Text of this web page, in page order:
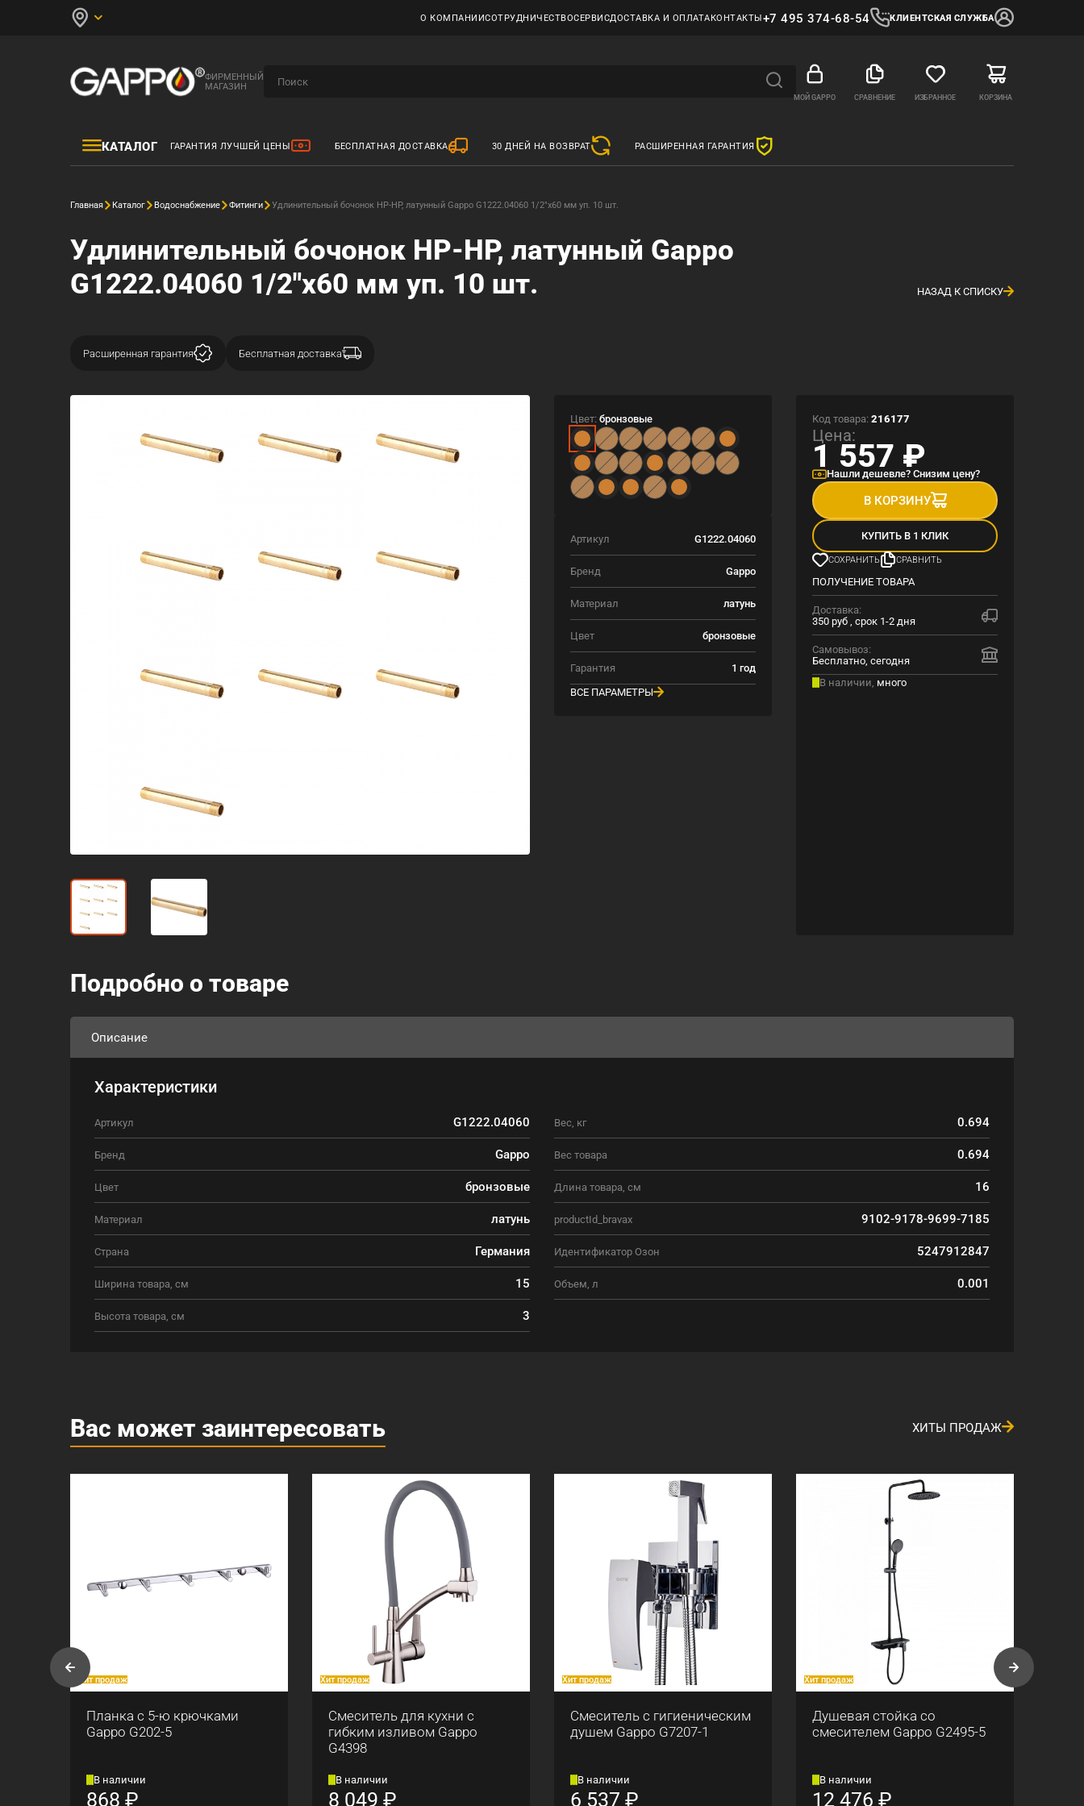
О КОМПАНИИСОТРУДНИЧЕСТВОСЕРВИСДОСТАВКА И ОПЛАТАКОНТАКТЫ+7 495 374-68-54 КЛИЕНТСКАЯ СЛУЖБА
ФИРМЕННЫЙ
МАГАЗИН
МОЙ GAPPO СРАВНЕНИЕ ИЗБРАННОЕ КОРЗИНА
КАТАЛОГ ГАРАНТИЯ ЛУЧШЕЙ ЦЕНЫ БЕСПЛАТНАЯ ДОСТАВКА 30 ДНЕЙ НА ВОЗВРАТ РАСШИРЕННАЯ ГАРАНТИЯ
Главная Каталог Водоснабжение Фитинги Удлинительный бочонок НР-НР, латунный Gappo G1222.04060 1/2"х60 мм уп. 10 шт.
Удлинительный бочонок НР-НР, латунный Gappo
G1222.04060 1/2"х60 мм уп. 10 шт.
НАЗАД К СПИСКУ
Расширенная гарантия Бесплатная доставка
Цвет: бронзовые
Артикул G1222.04060
Бренд Gappo
Материал латунь
Цвет бронзовые
Гарантия
1 год
ВСЕ ПАРАМЕТРЫ
Код товара: 216177
Цена:
1 557 ₽
Нашли дешевле? Снизим цену?
В КОРЗИНУ
КУПИТЬ В 1 КЛИК
СОХРАНИТЬ СРАВНИТЬ
ПОЛУЧЕНИЕ ТОВАРА
Доставка:
350 руб , срок 1-2 дня
Самовывоз:
Бесплатно, сегодня
В наличии, много
Подробно о товаре
Описание
Характеристики
Артикул G1222.04060
Бренд Gappo
Цвет бронзовые
Материал латунь
Страна Германия
Ширина товара, см 15
Высота товара, см 3
Вес, кг 0.694
Вес товара 0.694
Длина товара, см 16
productId_bravax 9102-9178-9699-7185
Идентификатор Озон 5247912847
Объем, л 0.001
Вас может заинтересовать ХИТЫ ПРОДАЖ
Хит продаж
Планка с 5-ю крючками
Gappo G202-5
В наличии
868 ₽
Хит продаж
Смеситель для кухни с
гибким изливом Gappo
G4398
В наличии
8 049 ₽
Хит продаж
Смеситель с гигиеническим
душем Gappo G7207-1
В наличии
6 537 ₽
Хит продаж
Душевая стойка со
смесителем Gappo G2495-5
В наличии
12 476 ₽